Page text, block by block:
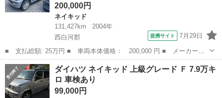
200,000円
ネイキッド
131,427km
2004年
西白河郡
提携サイト 7月29日
■ 支払総額: 25万円 ■ 車両本体価格： 200,000 円 ■ メーカー
名： ダイハツ ■ 車種名： ネイキッド ■ グレード名： Ｇ キ
ーレスエントリー ＭＴ ＵＳＢ アルミホイール 衝突安全ボデ
ィ エアコン パワ...
福島 西白河郡 ネイキッド
ダイハツ ネイキッド 上級グレード Ｆ 7.9万キ
ロ 車検あり
99,000円